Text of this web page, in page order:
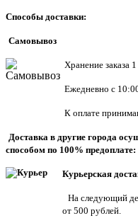
Способы доставки:
Самовывоз
Хранение заказа
Ежедневно с
К оплате
Доставка в другие города
способом по 100% предоплате:
Курьерская
На следующий
от 500 рублей.